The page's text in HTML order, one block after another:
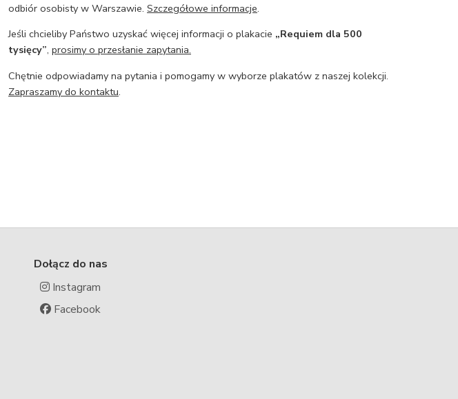
odbiór osobisty w Warszawie. Szczegółowe informacje.
Jeśli chcieliby Państwo uzyskać więcej informacji o plakacie „Requiem dla 500
tysięcy”, prosimy o przesłanie zapytania.
Chętnie odpowiadamy na pytania i pomogamy w wyborze plakatów z naszej kolekcji.
Zapraszamy do kontaktu.
Dołącz do nas
Instagram
Facebook